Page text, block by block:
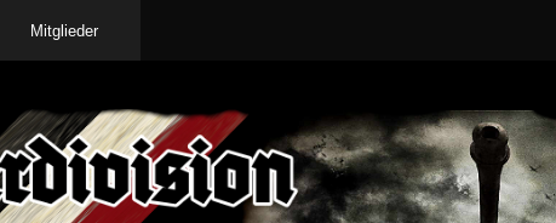
Mitglieder